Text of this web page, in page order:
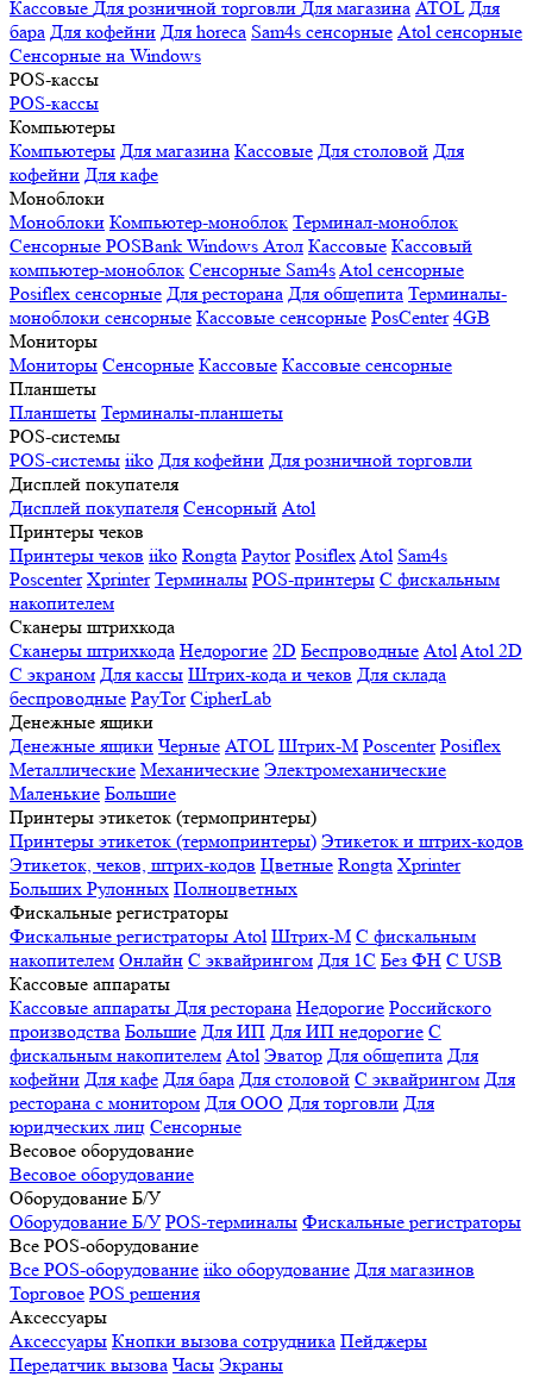
Кассовые Для розничной торговли Для магазина ATOL Для
бара Для кофейни Для horeca Sam4s сенсорные Atol сенсорные
Сенсорные на Windows
POS-кассы
POS-кассы
Компьютеры
Компьютеры Для магазина Кассовые Для столовой Для
кофейни Для кафе
Моноблоки
Моноблоки Компьютер-моноблок Терминал-моноблок
Сенсорные POSBank Windows Атол Кассовые Кассовый
компьютер-моноблок Сенсорные Sam4sAtol сенсорные
Posiflex сенсорные Для ресторана Для общепита Терминалы-
моноблоки сенсорные Кассовые сенсорные PosCenter 4GB
Мониторы
Мониторы Сенсорные Кассовые Кассовые сенсорные
Планшеты
Планшеты Терминалы-планшеты
POS-системы
POS-системы iiko Для кофейни Для розничной торговли
Дисплей покупателя
Дисплей покупателя Сенсорный Atol
Принтеры чеков
Принтеры чеков iiko Rongta Paytor PosiflexAtol Sam4s
Poscenter Xprinter Терминалы POS-принтеры С фискальным
накопителем
Сканеры штрихкода
Сканеры штрихкода Недорогие 2D Беспроводные AtolAtol 2D
С экраном Для кассы Штрих-кода и чеков Для склада
беспроводные PayTor CipherLab
Денежные ящики
Денежные ящики Черные ATOL Штрих-М Poscenter Posiflex
Металлические Механические Электромеханические
Маленькие Большие
Принтеры этикеток (термопринтеры)
Принтеры этикеток (термопринтеры) Этикеток и штрих-кодов
Этикеток, чеков, штрих-кодов Цветные Rongta Xprinter
Больших Рулонных Полноцветных
Фискальные регистраторы
Фискальные регистраторы Atol Штрих-М С фискальным
накопителем Онлайн С эквайрингом Для 1С Без ФН С USB
Кассовые аппараты
Кассовые аппараты Для ресторана Недорогие Российского
производства Большие Для ИП Для ИП недорогие С
фискальным накопителем Atol Эватор Для общепита Для
кофейни Для кафе Для бара Для столовой С эквайрингом Для
ресторана с монитором Для ООО Для торговли Для
юридческих лиц Сенсорные
Весовое оборудование
Весовое оборудование
Оборудование Б/У
Оборудование Б/У POS-терминалы Фискальные регистраторы
Все POS-оборудование
Все POS-оборудование iiko оборудование Для магазинов
Торговое POS решения
Аксессуары
Аксессуары Кнопки вызова сотрудника Пейджеры
Передатчик вызова Часы Экраны